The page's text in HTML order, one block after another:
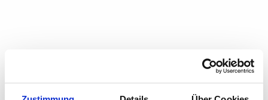
Ziel des Kurses ist die Unterstützung von
Asylbewerbern:innen in ihren speziellen